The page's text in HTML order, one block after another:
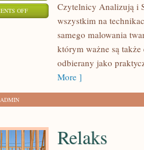
OFFON
STYLIZACJE
Czytelnicy Analizują i
wszystkim na
samego malowania
którym ważne są
odbierany jako
More ]
Relaks